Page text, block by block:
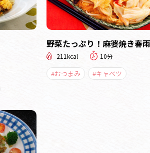
野菜たっぷり！麻婆焼き春雨
211kcal 10分
#おつまみ #キャベツ